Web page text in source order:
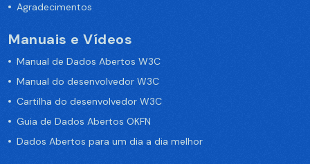
Agradecimentos
Manuais e Vídeos
Manual de Dados Abertos W3C
Manual do desenvolvedor W3C
Cartilha do desenvolvedor W3C
Guia de Dados Abertos OKFN
Dados Abertos para um dia a dia melhor